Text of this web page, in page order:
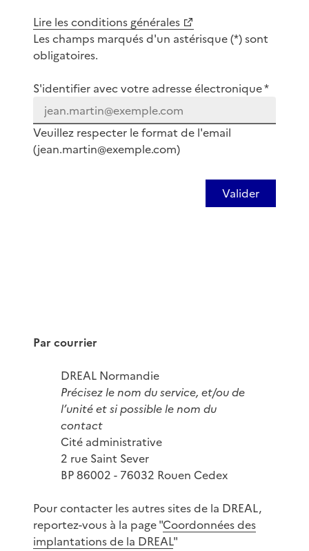
Lire les conditions générales
Les champs marqués d'un astérisque (*) sont
obligatoires.
S'identifier avec votre adresse électronique *
Veuillez respecter le format de l'email
(jean.martin@exemple.com)
Par courrier
DREAL Normandie
Précisez le nom du service, et/ou de
l’unité et si possible le nom du
contact
Cité administrative
2 rue Saint Sever
BP 86002 - 76032 Rouen Cedex
Pour contacter les autres sites de la DREAL,
reportez-vous à la page "Coordonnées des
implantations de la DREAL"